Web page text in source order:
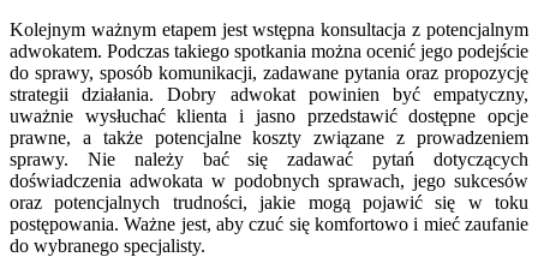
Kolejnym ważnym etapem jest wstępna konsultacja z potencjalnym
adwokatem. Podczas takiego spotkania można ocenić jego podejście
do sprawy, sposób komunikacji, zadawane pytania oraz propozycję
strategii działania. Dobry adwokat powinien być empatyczny,
uważnie wysłuchać klienta i jasno przedstawić dostępne opcje
prawne, a także potencjalne koszty związane z prowadzeniem
sprawy. Nie należy bać się zadawać pytań dotyczących
doświadczenia adwokata w podobnych sprawach, jego sukcesów
oraz potencjalnych trudności, jakie mogą pojawić się w toku
postępowania. Ważne jest, aby czuć się komfortowo i mieć zaufanie
do wybranego specjalisty.